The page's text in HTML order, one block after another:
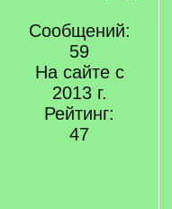
Сообщений:
59
На сайте с
2013 г.
Рейтинг:
47